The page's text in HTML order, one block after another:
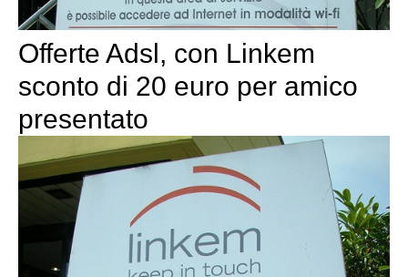
Offerte Adsl, con Linkem
sconto di 20 euro per amico
presentato